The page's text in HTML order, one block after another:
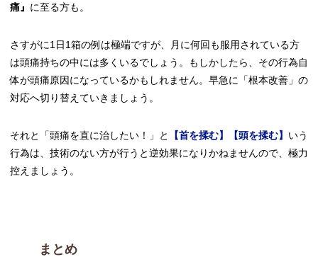
痛』 に至る方も。
さすがに1日1箱の例は極端ですが、月に何回も服用されている方
は頭痛持ちの中には多くいるでしょう。もしかしたら、その行為自
体が頭痛原因になっているかもしれません。早急に「根本改善」の
対応へ切り替えていきましょう。
それと「頭痛を直に治したい！」と 【首を揉む】【頭を揉む】 いう
行為は、技術のない方が行うと逆効果になりかねませんので、極力
控えましょう。
まとめ